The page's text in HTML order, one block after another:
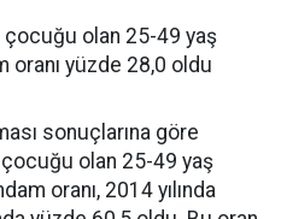
çocuğu olan 25-49 yaş
oranı yüzde 28,0 oldu
sonuçlarına göre
çocuğu olan 25-49 yaş
oranı, 2014 yılında